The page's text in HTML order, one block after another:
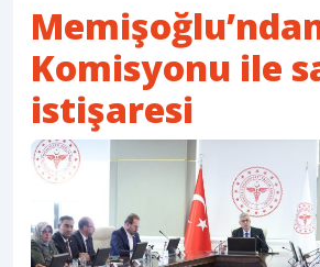
Komisyonu ile
istişaresi